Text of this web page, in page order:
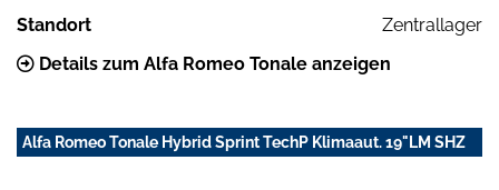
Standort
Zentrallager
Details zum Alfa Romeo Tonale anzeigen
Alfa Romeo Tonale Hybrid Sprint TechP Klimaaut. 19"LM SHZ